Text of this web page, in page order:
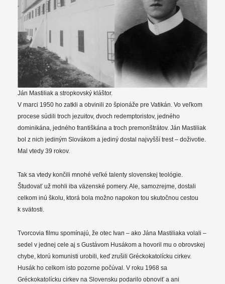
Ján Mastiliak a stropkovský kláštor.
V marci 1950 ho zatkli a obvinili zo špionáže pre Vatikán. Vo veľkom
procese súdili troch jezuitov, dvoch redemptoristov, jedného
dominikána, jedného františkána a troch premonštrátov. Ján Mastiliak
bol z nich jediným Slovákom a jediný dostal najvyšší trest – doživotie.
Mal vtedy 39 rokov.
Tak sa vtedy končili mnohé veľké talenty slovenskej teológie.
Študovať už mohli iba väzenské pomery. Ale, samozrejme, dostali
celkom inú školu, ktorá bola možno napokon tou skutočnou cestou
k svätosti.
Tvorcovia filmu spomínajú, že otec Ivan – ako Jána Mastiliaka volali –
sedel v jednej cele aj s Gustávom Husákom a hovoril mu o obrovskej
chybe, ktorú komunisti urobili, keď zrušili Gréckokatolícku cirkev.
Husák ho celkom isto pozorne počúval. V roku 1968 sa
Gréckokatolícku cirkev na Slovensku podarilo obnoviť a ani